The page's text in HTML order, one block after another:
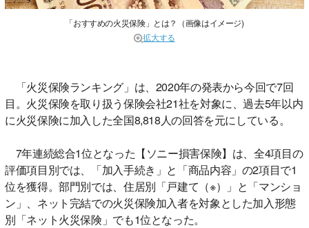
「おすすめの火災保険」とは？（画像はイメージ)
拡大する
「火災保険ランキング」は、2020年の発表から今回で7回
目。火災保険を取り扱う保険会社21社を対象に、過去5年以内
に火災保険に加入した全国8,818人の回答を元にしている。
7年連続総合1位となった【ソニー損害保険】は、全4項目の
評価項目別では、「加入手続き」と「商品内容」の2項目で1
位を獲得。部門別では、住居別「戸建て（※）」と「マンショ
ン」、ネット完結での火災保険加入者を対象とした加入形態
別「ネット火災保険」でも1位となった。